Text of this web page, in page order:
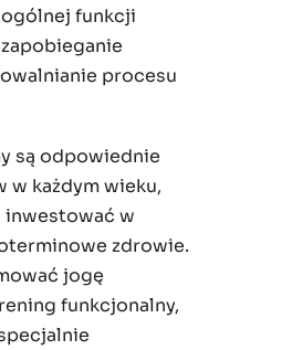
funkcji
procesu
są odpowiednie
w każdym wieku,
inwestować w
zdrowie.
jogę
funkcjonalny,